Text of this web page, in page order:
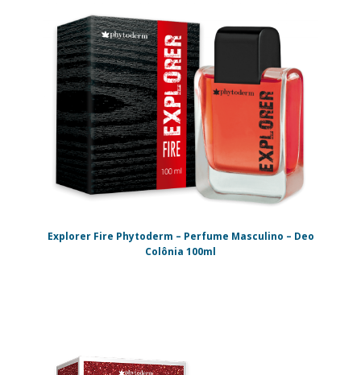
Explorer Fire Phytoderm – Perfume Masculino – Deo
Colônia 100ml